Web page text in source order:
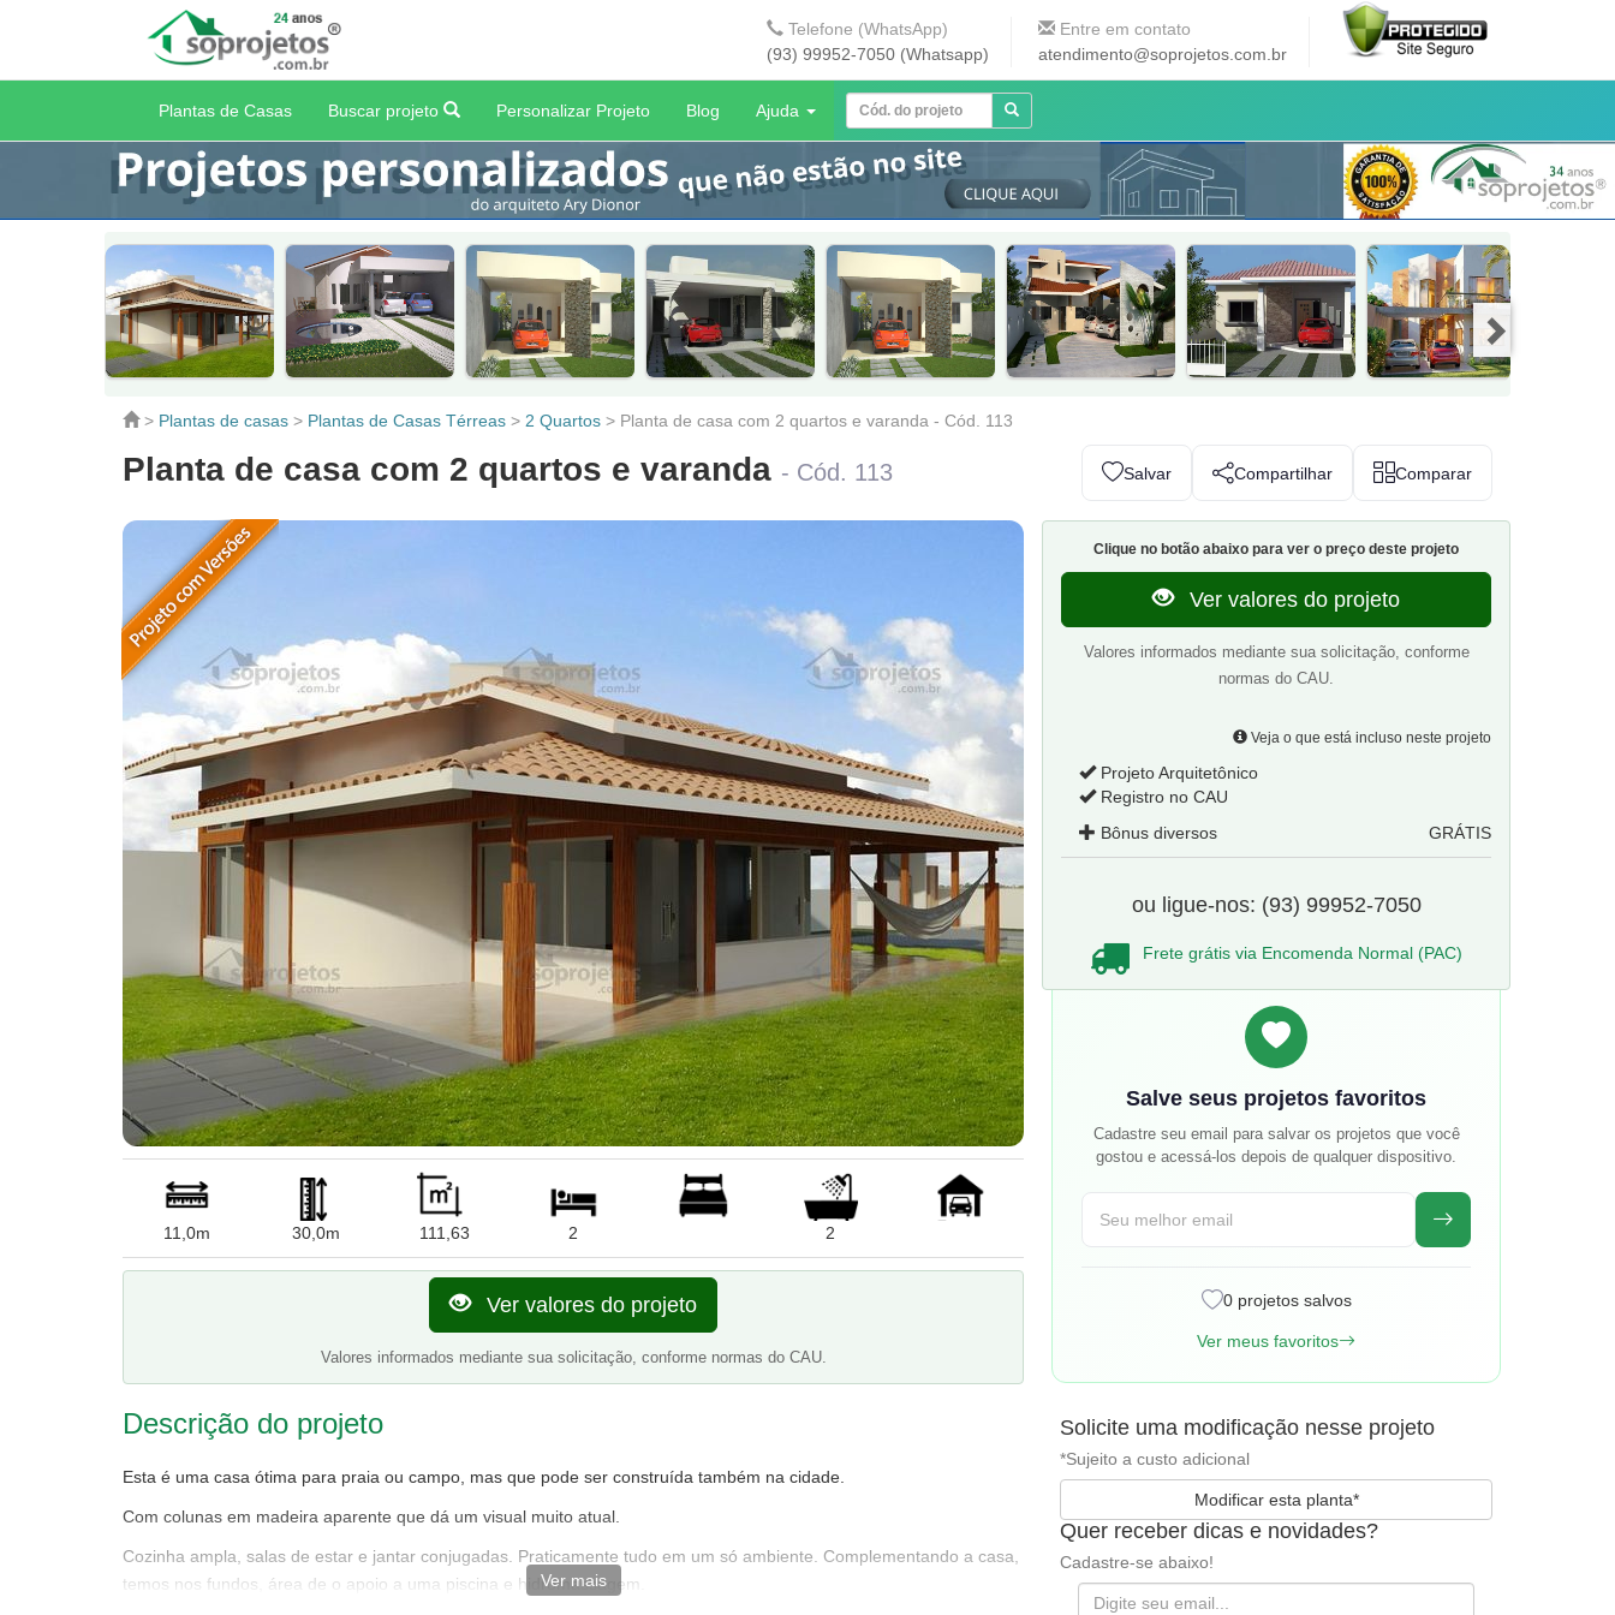
Telefone (WhatsApp)
(93) 99952-7050 (Whatsapp)
Entre em contato
atendimento@soprojetos.com.br
Plantas de Casas Buscar projeto Personalizar Projeto Blog Ajuda
> Plantas de casas > Plantas de Casas Térreas > 2 Quartos > Planta de casa com 2 quartos e varanda - Cód. 113
Planta de casa com 2 quartos e varanda - Cód. 113 Salvar Compartilhar Comparar
11,0m 30,0m 111,63 2 2
Ver valores do projeto
Valores informados mediante sua solicitação, conforme normas do CAU.
Descrição do projeto
Esta é uma casa ótima para praia ou campo, mas que pode ser construída também na cidade.
Com colunas em madeira aparente que dá um visual muito atual.
Cozinha ampla, salas de estar e jantar conjugadas. Praticamente tudo em um só ambiente. Complementando a casa,
temos nos fundos, área de o apoio a uma piscina e hidromassagem.
Ver mais
Clique no botão abaixo para ver o preço deste projeto
Ver valores do projeto
Valores informados mediante sua solicitação, conforme
normas do CAU.
Veja o que está incluso neste projeto
Projeto Arquitetônico
Registro no CAU
Bônus diversos
GRÁTIS
ou ligue-nos: (93) 99952-7050
Frete grátis via Encomenda Normal (PAC)
Salve seus projetos favoritos
Cadastre seu email para salvar os projetos que você
gostou e acessá-los depois de qualquer dispositivo.
0 projetos salvos
Ver meus favoritos
Solicite uma modificação nesse projeto
*Sujeito a custo adicional
Modificar esta planta*
Quer receber dicas e novidades?
Cadastre-se abaixo!